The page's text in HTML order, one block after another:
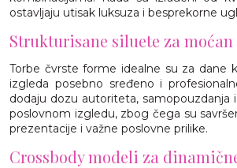
ostavljaju utisak luksuza i besprekorne
Strukturisane siluete za
Torbe čvrste forme idealne su za dane
izgleda posebno sređeno i
dodaju dozu autoriteta, samopouzdanja
poslovnom izgledu, zbog čega su
prezentacije i važne poslovne prilike.
Crossbody modeli za